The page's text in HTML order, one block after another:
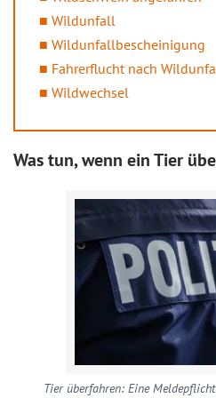
Wildunfall
Wildunfallbescheinigung
Fahrerflucht nach
Wildwechsel
Was tun, wenn ein Tier
Tier überfahren: Eine